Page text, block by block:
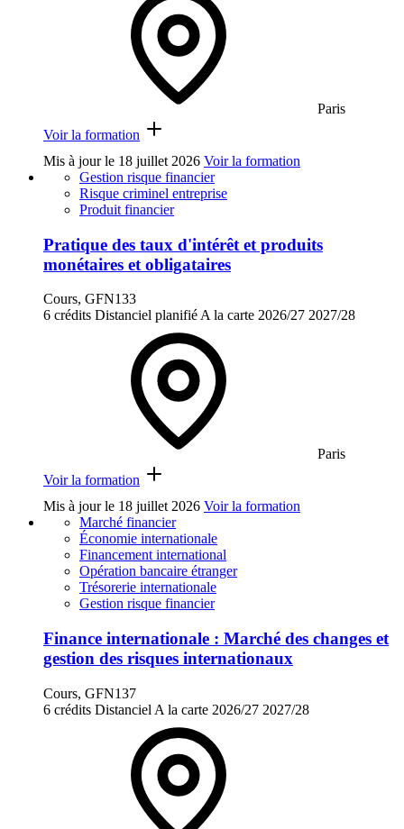
Paris
Voir la formation
Mis à jour le 18 juillet 2026 Voir la formation
Gestion risque financier
Risque criminel entreprise
Produit financier
Pratique des taux d'intérêt et produits
monétaires et obligataires
Cours, GFN133
6 crédits Distanciel planifié A la carte 2026/27 2027/28
Paris
Voir la formation
Mis à jour le 18 juillet 2026 Voir la formation
Marché financier
Économie internationale
Financement international
Opération bancaire étranger
Trésorerie internationale
Gestion risque financier
Finance internationale : Marché des changes et
gestion des risques internationaux
Cours, GFN137
6 crédits Distanciel A la carte 2026/27 2027/28